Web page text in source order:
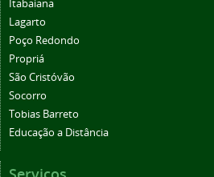
Itabaiana
Lagarto
Poço Redondo
Propriá
São Cristóvão
Socorro
Tobias Barreto
Educação a Distância